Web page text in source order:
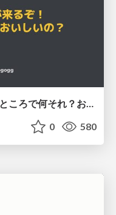
PHP に部分適用が来るぞ！……ところで何それ？おいしいの？ #phpcon / phpcon-2026
0 580